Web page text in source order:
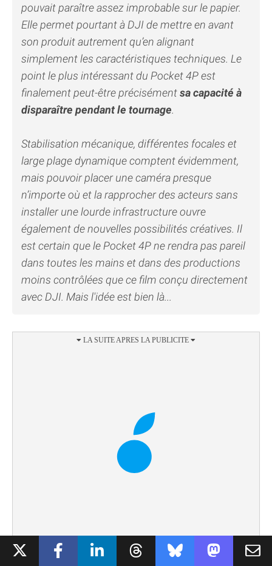
pouvait paraître assez improbable sur le papier.
Elle permet pourtant à DJI de mettre en avant
son produit autrement qu’en alignant
simplement les caractéristiques techniques. Le
point le plus intéressant du Pocket 4P est
finalement peut-être précisémentsa capacité à
disparaître pendant le tournage.
Stabilisation mécanique, différentes focales et
large plage dynamique comptent évidemment,
mais pouvoir placer une caméra presque
n’importe où et la rapprocher des acteurs sans
installer une lourde infrastructure ouvre
également de nouvelles possibilités créatives. Il
est certain que le Pocket 4P ne rendra pas pareil
dans toutes les mains et dans des productions
moins contrôlées que ce film conçu directement
avec DJI. Mais l'idée est bien là...